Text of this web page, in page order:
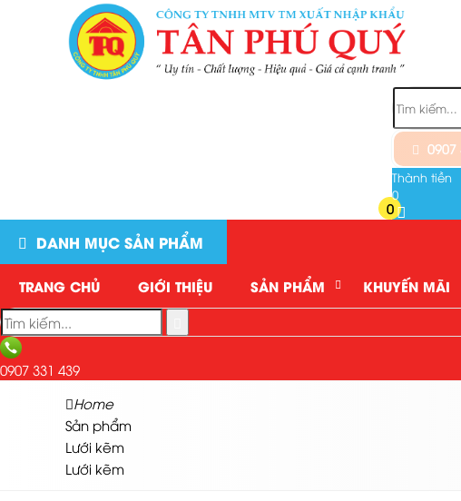
0907
Thành tiền
0
0
DANH MỤC SẢN PHẨM
TRANG CHỦ GIỚI THIỆU SẢN PHẨM KHUYẾN MÃI
0907 331 439
Home
Sản phẩm
Lưới kẽm
Lưới kẽm